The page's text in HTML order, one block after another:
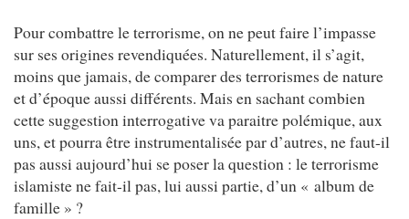
Pour combattre le terrorisme, on ne peut faire l’impasse
sur ses origines revendiquées. Naturellement, il s’agit,
moins que jamais, de comparer des terrorismes de nature
et d’époque aussi différents. Mais en sachant combien
cette suggestion interrogative va paraitre polémique, aux
uns, et pourra être instrumentalisée par d’autres, ne faut-il
pas aussi aujourd’hui se poser la question : le terrorisme
islamiste ne fait-il pas, lui aussi partie, d’un « album de
famille » ?